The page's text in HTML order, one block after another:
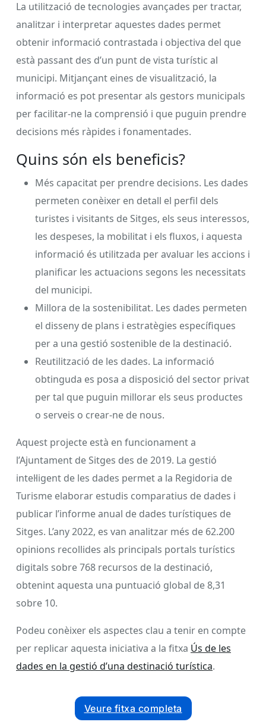
La utilització de tecnologies avançades per tractar,
analitzar i interpretar aquestes dades permet
obtenir informació contrastada i objectiva del que
està passant des d’un punt de vista turístic al
municipi. Mitjançant eines de visualització, la
informació es pot presentar als gestors municipals
per facilitar-ne la comprensió i que puguin prendre
decisions més ràpides i fonamentades.
Quins són els beneficis?
Més capacitat per prendre decisions. Les dades
permeten conèixer en detall el perfil dels
turistes i visitants de Sitges, els seus interessos,
les despeses, la mobilitat i els fluxos, i aquesta
informació és utilitzada per avaluar les accions i
planificar les actuacions segons les necessitats
del municipi.
Millora de la sostenibilitat. Les dades permeten
el disseny de plans i estratègies específiques
per a una gestió sostenible de la destinació.
Reutilització de les dades. La informació
obtinguda es posa a disposició del sector privat
per tal que puguin millorar els seus productes
o serveis o crear-ne de nous.
Aquest projecte està en funcionament a
l’Ajuntament de Sitges des de 2019. La gestió
intel·ligent de les dades permet a la Regidoria de
Turisme elaborar estudis comparatius de dades i
publicar l’informe anual de dades turístiques de
Sitges. L’any 2022, es van analitzar més de 62.200
opinions recollides als principals portals turístics
digitals sobre 768 recursos de la destinació,
obtenint aquesta una puntuació global de 8,31
sobre 10.
Podeu conèixer els aspectes clau a tenir en compte
per replicar aquesta iniciativa a la fitxa Ús de les
dades en la gestió d’una destinació turística.
Veure fitxa completa